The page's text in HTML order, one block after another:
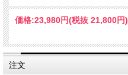
価格:23,980円(税抜 21,800円)
注文